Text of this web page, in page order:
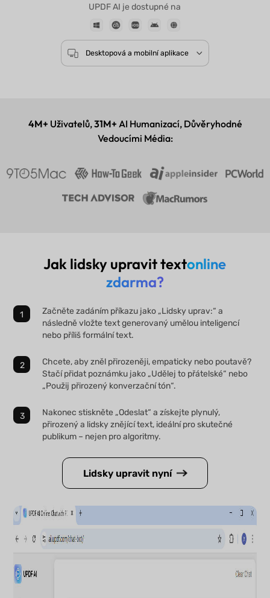
5000+ Recenzí
UPDF AI je dostupné na
4M+ Uživatelů,31M+ AI Humanizací, Důvěryhodné
Vedoucími Média:
Jak lidsky upravit textonline
zdarma?
Začněte zadáním příkazu jako „Lidsky uprav:“ a
následně vložte text generovaný umělou inteligencí
nebo příliš formální text.
Chcete, aby zněl přirozeněji, empaticky nebo poutavě?
Stačí přidat poznámku jako „Udělej to přátelské“ nebo
„Použij přirozený konverzační tón“.
Nakonec stiskněte „Odeslat“ a získejte plynulý,
přirozený a lidsky znějící text, ideální pro skutečné
publikum – nejen pro algoritmy.
Lidsky upravit nyní